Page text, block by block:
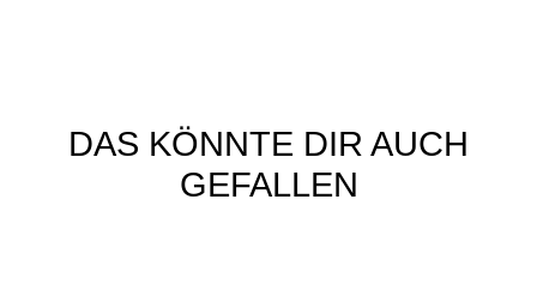
DAS KÖNNTE DIR AUCH
GEFALLEN